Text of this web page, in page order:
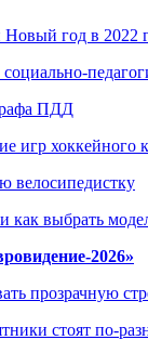
Новый год в
ПДД
игр хоккейного
велосипедистку
как выбрать
2026»
прозрачную
стоят по-